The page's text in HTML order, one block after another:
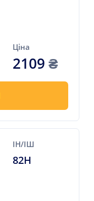
Ціна
2109₴
ІН/ІШ
82H